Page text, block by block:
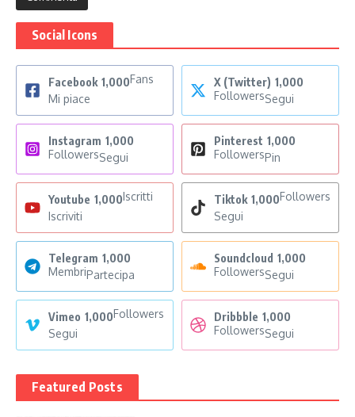
Social Icons
Facebook 1,000Fans
Mi piace
X (Twitter) 1,000
FollowersSegui
Instagram 1,000
FollowersSegui
Pinterest 1,000
FollowersPin
Youtube 1,000Iscritti
Iscriviti
Tiktok 1,000Followers
Segui
Telegram 1,000
MembriPartecipa
Soundcloud 1,000
FollowersSegui
Vimeo 1,000Followers
Segui
Dribbble 1,000
FollowersSegui
Featured Posts